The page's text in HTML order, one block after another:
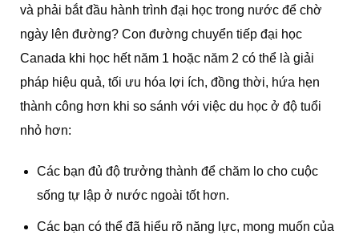
và phải bắt đầu hành trình đại học trong nước để chờ
ngày lên đường? Con đường chuyển tiếp đại học
Canada khi học hết năm 1 hoặc năm 2 có thể là giải
pháp hiệu quả, tối ưu hóa lợi ích, đồng thời, hứa hẹn
thành công hơn khi so sánh với việc du học ở độ tuổi
nhỏ hơn:
Các bạn đủ độ trưởng thành để chăm lo cho cuộc
sống tự lập ở nước ngoài tốt hơn.
Các bạn có thể đã hiểu rõ năng lực, mong muốn của